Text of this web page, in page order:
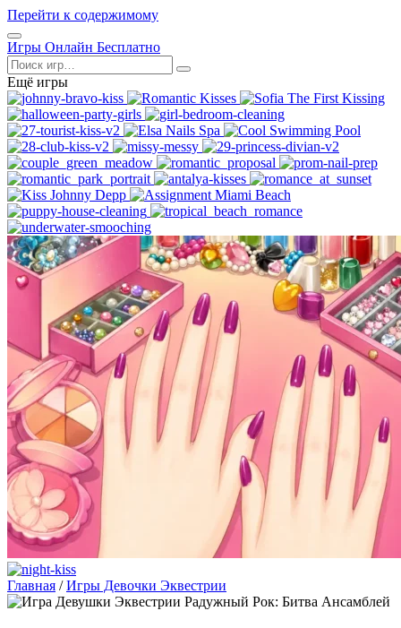
Перейти к содержимому
Открыть
меню
Игры Онлайн Бесплатно
Поиск
Ещё игры
Главная / Игры Девочки Эквестрии